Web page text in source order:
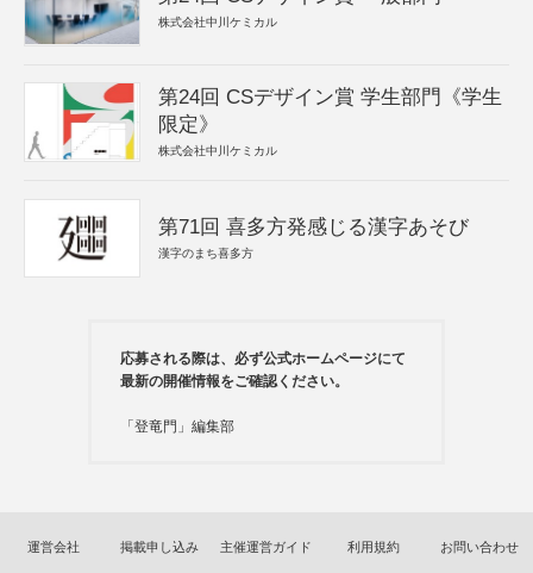
株式会社中川ケミカル
第24回 CSデザイン賞 学生部門《学生
限定》
株式会社中川ケミカル
第71回 喜多方発感じる漢字あそび
漢字のまち喜多方
応募される際は、必ず公式ホームページにて
最新の開催情報をご確認ください。
「登竜門」編集部
運営会社 掲載申し込み 主催運営ガイド 利用規約 お問い合わせ